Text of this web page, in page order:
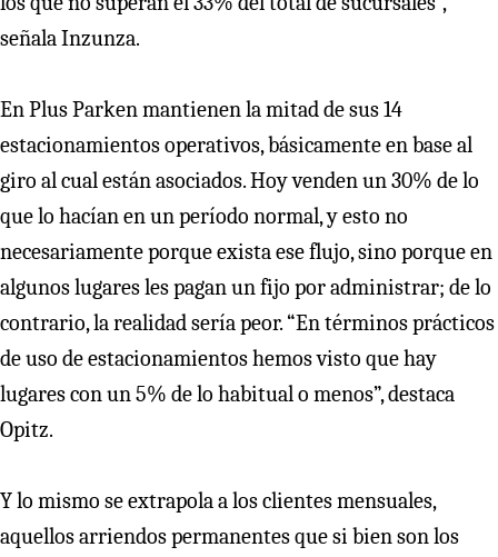
señala Inzunza.
En Plus Parken mantienen la mitad de sus 14
estacionamientos operativos, básicamente en base al
giro al cual están asociados. Hoy venden un 30% de lo
que lo hacían en un período normal, y esto no
necesariamente porque exista ese flujo, sino porque en
algunos lugares les pagan un fijo por administrar; de lo
contrario, la realidad sería peor. “En términos prácticos
de uso de estacionamientos hemos visto que hay
lugares con un 5% de lo habitual o menos”, destaca
Opitz.
Y lo mismo se extrapola a los clientes mensuales,
aquellos arriendos permanentes que si bien son los